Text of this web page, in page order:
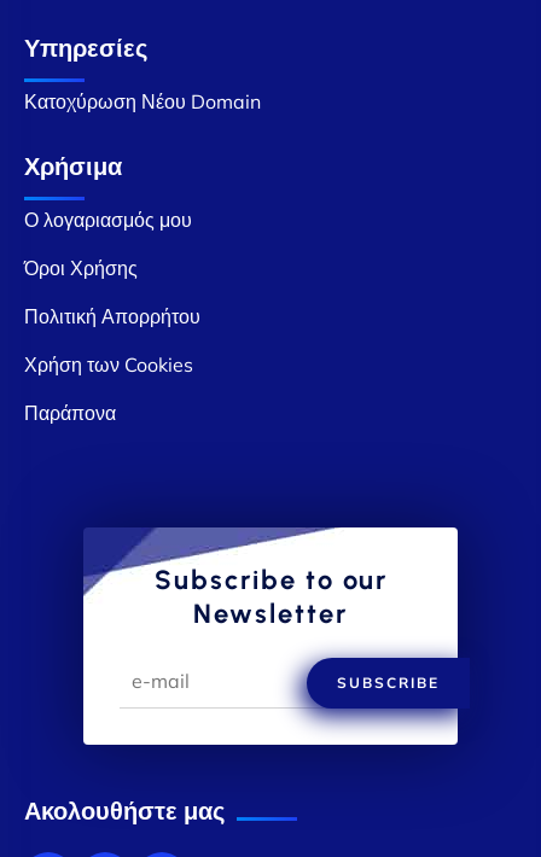
Υπηρεσίες
Κατοχύρωση Νέου Domain
Χρήσιμα
Ο λογαριασμός μου
Όροι Χρήσης
Πολιτική Απορρήτου
Χρήση των Cookies
Παράπονα
Subscribe to our
Newsletter
SUBSCRIBE
Ακολουθήστε μας